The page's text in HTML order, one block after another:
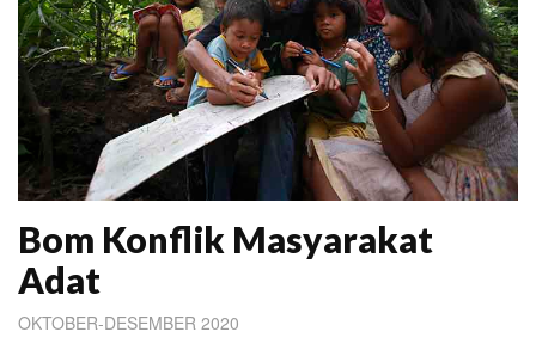
Bom Konflik Masyarakat
Adat
OKTOBER-DESEMBER 2020